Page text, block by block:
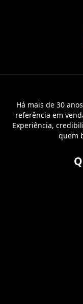
Há mais de 30
referência em
Experiência,
quem